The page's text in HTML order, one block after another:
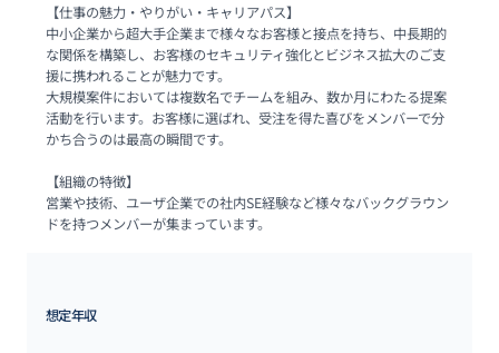
【仕事の魅力・やりがい・キャリアパス】
中小企業から超大手企業まで様々なお客様と接点を持ち、中長期的
な関係を構築し、お客様のセキュリティ強化とビジネス拡大のご支
援に携われることが魅力です。
大規模案件においては複数名でチームを組み、数か月にわたる提案
活動を行います。お客様に選ばれ、受注を得た喜びをメンバーで分
かち合うのは最高の瞬間です。
【組織の特徴】
営業や技術、ユーザ企業での社内SE経験など様々なバックグラウン
ドを持つメンバーが集まっています。
想定年収